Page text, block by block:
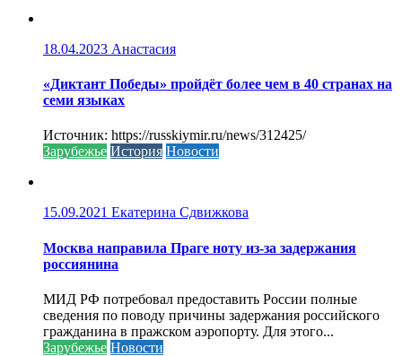
18.04.2023 Анастасия
«Диктант Победы» пройдёт более чем в 40 странах на
семи языках
Источник: https://russkiymir.ru/news/312425/
Зарубежье История Новости
15.09.2021 Екатерина Сдвижкова
Москва направила Праге ноту из-за задержания
россиянина
МИД РФ потребовал предоставить России полные
сведения по поводу причины задержания российского
гражданина в пражском аэропорту. Для этого...
Зарубежье Новости